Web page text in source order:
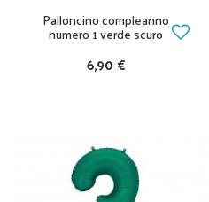
Palloncino compleanno
numero 1 verde scuro
6,90 €